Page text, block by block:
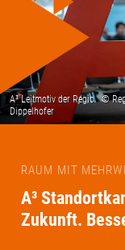
RAUM MIT
A³
Zukunft.